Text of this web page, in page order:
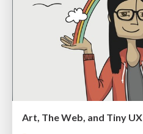
Art, The Web, and Tiny UX